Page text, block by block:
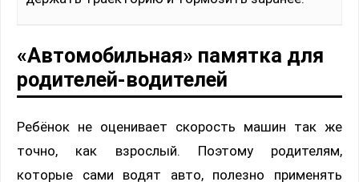
«Автомобильная» памятка для
родителей-водителей
Ребёнок не оценивает скорость машин так же
точно, как взрослый. Поэтому родителям,
которые сами водят авто, полезно применять